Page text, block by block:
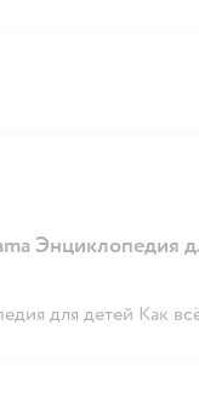
Энциклопедия
для детей Как